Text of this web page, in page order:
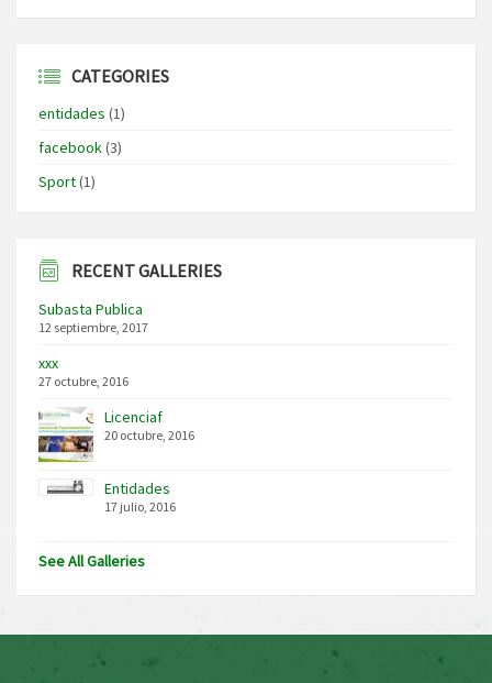
CATEGORIES
entidades (1)
facebook(3)
Sport(1)
RECENT GALLERIES
Subasta Publica
12 septiembre, 2017
xxx
27 octubre, 2016
Licenciaf
20 octubre, 2016
Entidades
17 julio, 2016
See All Galleries